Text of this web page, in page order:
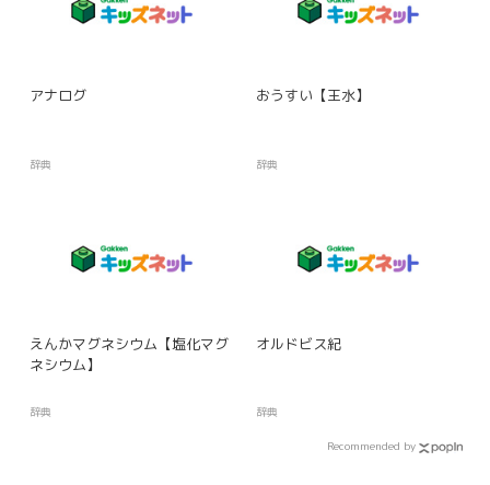
アナログ
辞典
おうすい【王水】
辞典
えんかマグネシウム【塩化マグ
ネシウム】
辞典
オルドビス紀
辞典
Recommended by